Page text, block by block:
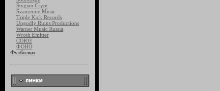
Stygian Crypt
Svanrenne Music
Triple Kick Records
Ungodly Ruins Productions
Warner Music Russia
Wroth Emitter
СОЮЗ
ФОНО
Футболки